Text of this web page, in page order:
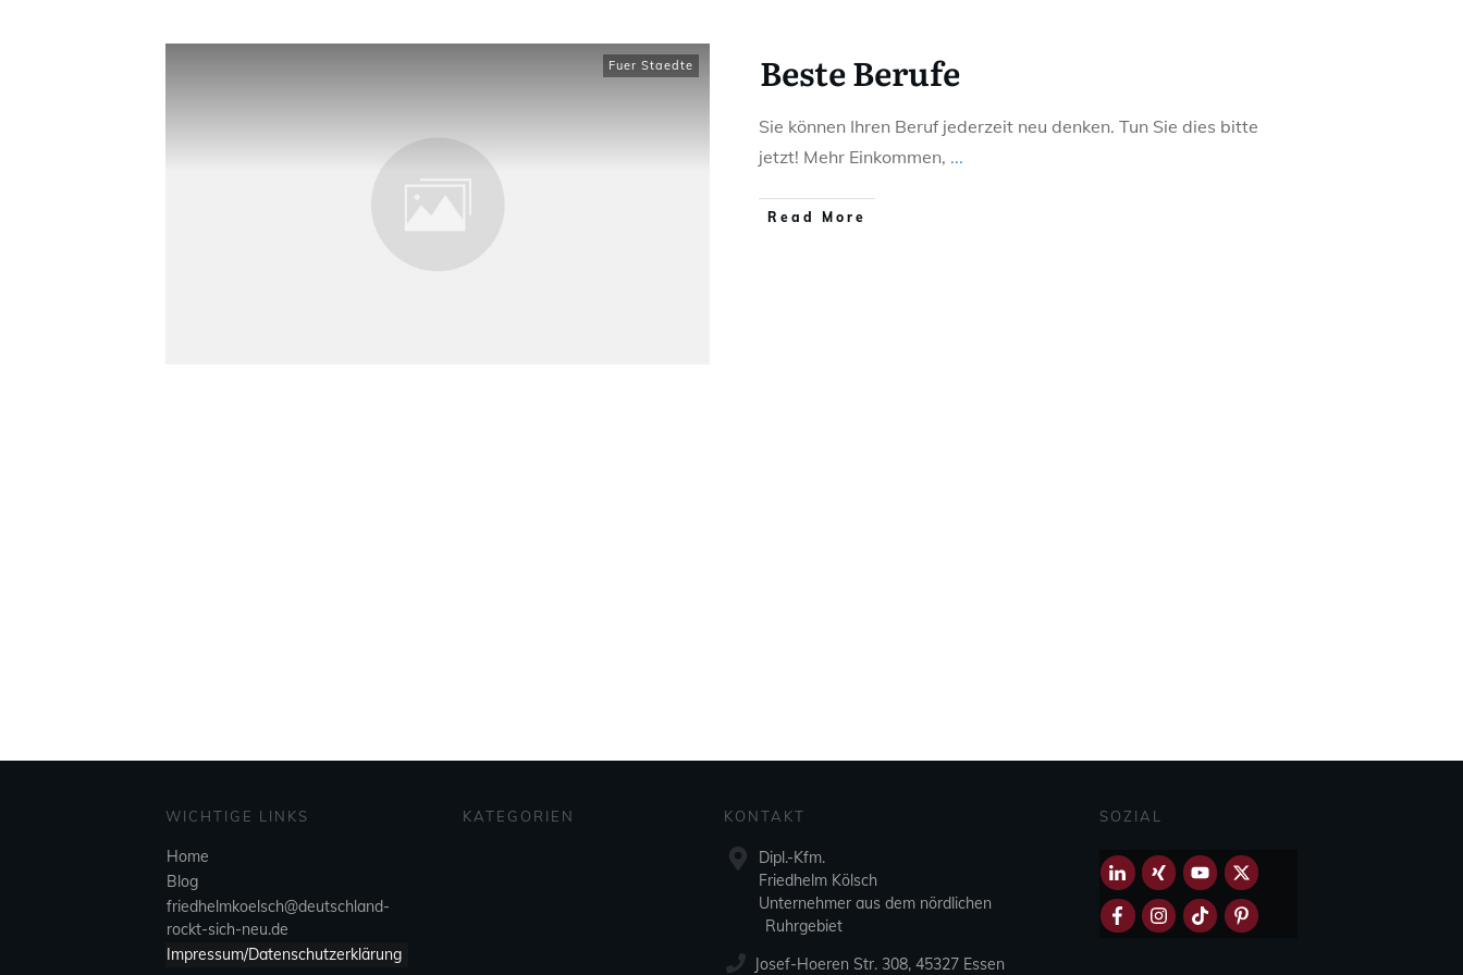
Fuer Staedte Beste Berufe
Sie können Ihren Beruf jederzeit neu denken. Tun Sie dies bitte
jetzt! Mehr Einkommen, ...
Read More
WICHTIGE LINKS
Home
Blog
friedhelmkoelsch@deutschland-
rockt-sich-neu.de
Impressum/Datenschutzerklärung
KATEGORIEN KONTAKT
Dipl.-Kfm.
Friedhelm Kölsch
Unternehmer aus dem nördlichen
Ruhrgebiet
Josef-Hoeren Str. 308, 45327 Essen
SOZIAL